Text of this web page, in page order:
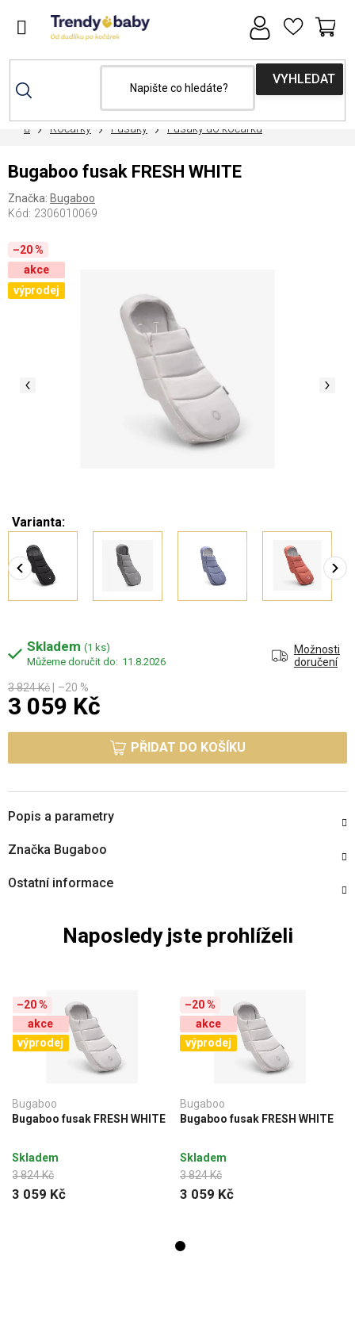
DomůKočárky Fusaky Fusaky do kočárku
Varianta:
Skladem (1 ks)
11.8.2026
Možnosti
doručení
3 824 Kč
–20 %
3 059 Kč
PŘIDAT DO KOŠÍKU
Bugaboo fusak FRESH WHITE
Značka: Bugaboo
Kód: 2306010069
akce
výprodej
–20 %
Popis a parametry
Značka Bugaboo
Ostatní informace
Naposledy jste prohlíželi
–20 %
akce
výprodej
Bugaboo
Bugaboo fusak FRESH WHITE
3 824 Kč
3 059 Kč
Skladem
–20 %
akce
výprodej
Bugaboo
Bugaboo fusak FRESH WHITE
3 824 Kč
3 059 Kč
Skladem